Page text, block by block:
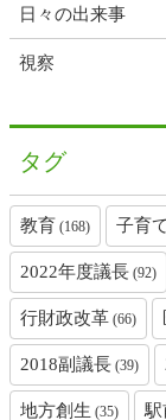
日々の出来事
視察
タグ
教育 (168) 子育て
2022年度議長 (92)
行財政改革 (66)
2018副議長 (39)
地方創生 (35) 駅